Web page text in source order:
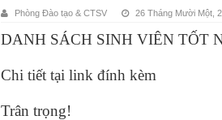
Phòng Đào tạo & CTSV 26 Tháng Mười Một,
DANH SÁCH SINH VIÊN TỐT
Chi tiết tại link đính kèm
Trân trọng!